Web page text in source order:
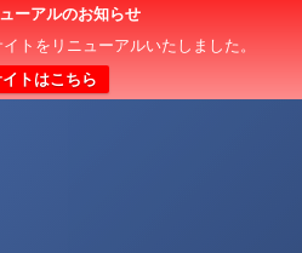
ーアルのお知らせ
トをリニューアルいたしました。
トはこちら